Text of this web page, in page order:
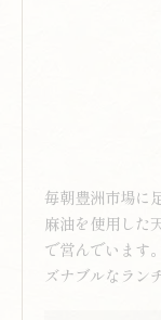
毎朝豊洲市場に
麻油を使用した
で営んでいます
ズナブルなラン